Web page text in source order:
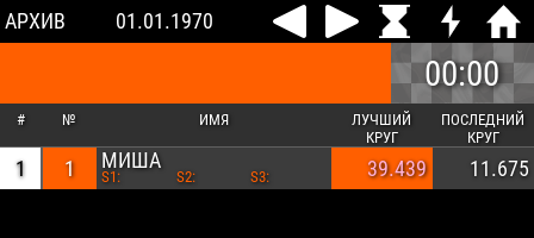
АРХИВ 01.01.1970
00:00
# № ИМЯ
ЛУЧШИЙ
КРУГ
ПОСЛЕДНИЙ
КРУГ
1 1 МИША
S1: S2: S3: 39.439 11.675